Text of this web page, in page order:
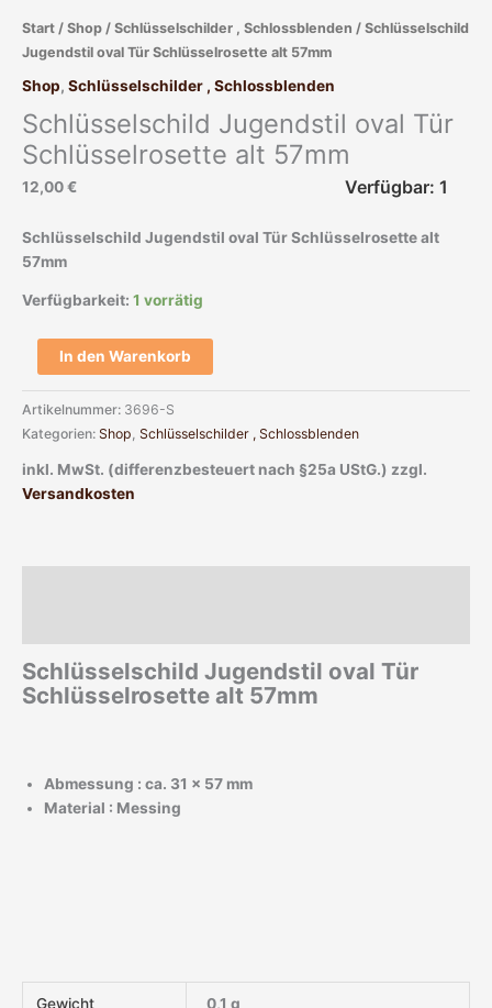
Start / Shop / Schlüsselschilder , Schlossblenden / Schlüsselschild
Jugendstil oval Tür Schlüsselrosette alt 57mm
Shop, Schlüsselschilder , Schlossblenden
Schlüsselschild Jugendstil oval Tür
Schlüsselrosette alt 57mm
12,00€ Verfügbar: 1
Schlüsselschild Jugendstil oval Tür Schlüsselrosette alt
57mm
Verfügbarkeit: 1 vorrätig
Menge
In den Warenkorb
Artikelnummer: 3696-S
Kategorien: Shop, Schlüsselschilder , Schlossblenden
inkl. MwSt. (differenzbesteuert nach §25a UStG.) zzgl.
Versandkosten
Schlüsselschild Jugendstil oval Tür
Schlüsselrosette alt 57mm
Abmessung : ca. 31 x 57 mm
Material : Messing
Gewicht 0,1 g